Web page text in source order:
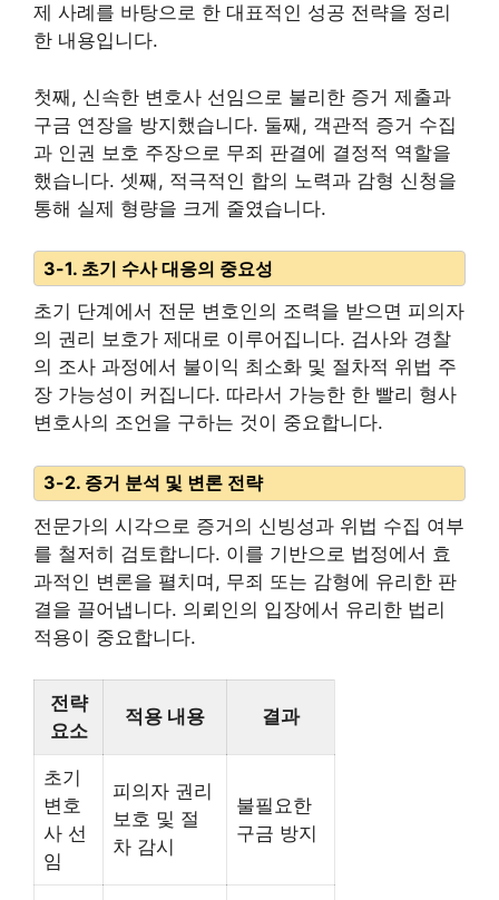
제 사례를 바탕으로 한 대표적인 성공 전략을 정리
한 내용입니다.
첫째, 신속한 변호사 선임으로 불리한 증거 제출과
구금 연장을 방지했습니다. 둘째, 객관적 증거 수집
과 인권 보호 주장으로 무죄 판결에 결정적 역할을
했습니다. 셋째, 적극적인 합의 노력과 감형 신청을
통해 실제 형량을 크게 줄였습니다.
3-1. 초기 수사 대응의 중요성
초기 단계에서 전문 변호인의 조력을 받으면 피의자
의 권리 보호가 제대로 이루어집니다. 검사와 경찰
의 조사 과정에서 불이익 최소화 및 절차적 위법 주
장 가능성이 커집니다. 따라서 가능한 한 빨리 형사
변호사의 조언을 구하는 것이 중요합니다.
3-2. 증거 분석 및 변론 전략
전문가의 시각으로 증거의 신빙성과 위법 수집 여부
를 철저히 검토합니다. 이를 기반으로 법정에서 효
과적인 변론을 펼치며, 무죄 또는 감형에 유리한 판
결을 끌어냅니다. 의뢰인의 입장에서 유리한 법리
적용이 중요합니다.
전략
요소
적용 내용 결과
초기
변호
사 선
임
피의자 권리
보호 및 절
차 감시
불필요한
구금 방지